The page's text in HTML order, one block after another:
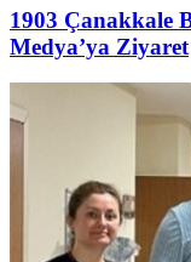
1903 Çanakkale
Medya’ya Ziyaret